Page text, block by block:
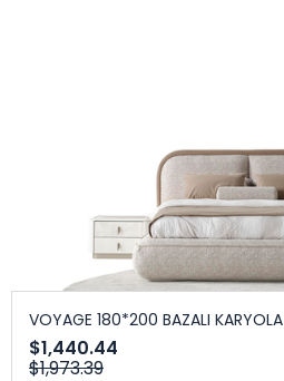
VOYAGE 180*200 BAZALI KARYOLA
$1,440.44
$1,973.39